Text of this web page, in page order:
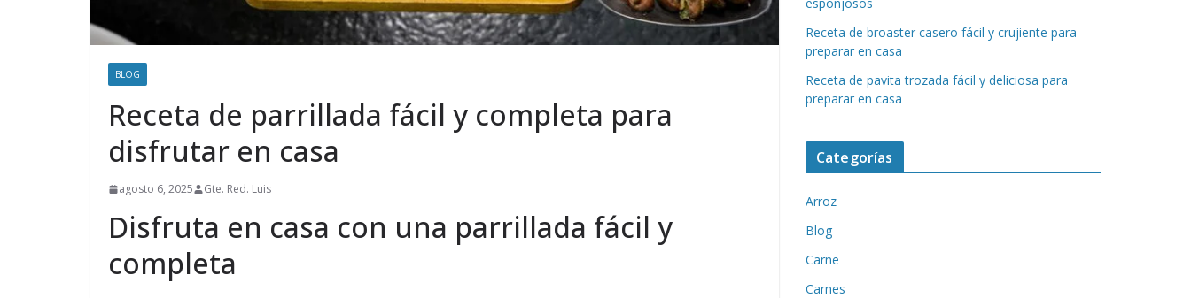
BLOG
Receta de parrillada fácil y completa para
disfrutar en casa
agosto 6, 2025 Gte. Red. Luis
Disfruta en casa con una parrillada fácil y
completa
Receta de broaster casero fácil y crujiente para
preparar en casa
Receta de pavita trozada fácil y deliciosa para
preparar en casa
Categorías
Arroz
Blog
Carne
Carnes